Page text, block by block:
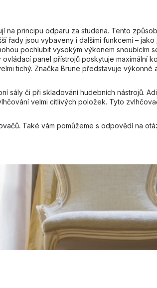
na principu odparu za studena. Tento
řady jsou vybaveny i dalšími funkcemi –
pochlubit vysokým výkonem snoubícím
panel přístrojů poskytuje maximální
tichý. Značka Brune představuje
sály či při skladování hudebních nástrojů.
velmi citlivých položek. Tyto
. Také vám pomůžeme s odpovědí na